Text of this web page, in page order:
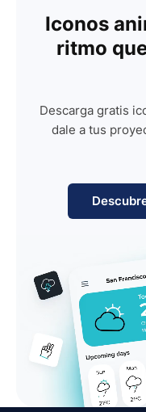
Iconos
ritmo
Descarga gratis
dale a tus